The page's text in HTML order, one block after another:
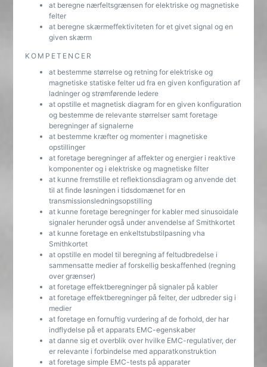
at beregne nærfeltsgrænsen for elektriske og magnetiske
felter
at beregne skærmeffektiviteten for et givet signal og en
given skærm
KOMPETENCER
at bestemme størrelse og retning for elektriske og
magnetiske statiske felter ud fra en given konfiguration af
ladninger og strømførende ledere
at opstille et magnetisk diagram for en given konfiguration
og bestemme de relevante størrelser samt foretage
beregninger af signalerne
at bestemme kræfter og momenter i magnetiske
opstillinger
at foretage beregninger af affekter og energier i reaktive
komponenter og i elektriske og magnetiske filter
at kunne fremstille et reflektionsdiagram og anvende det
til at finde løsningen i tidsdomænet for en
transmissionsledningsopstilling
at kunne foretage beregninger for kabler med sinusoidale
signaler herunder også under anvendelse af Smithkortet
at kunne foretage en enkeltstubstilpasning vha
Smithkortet
at opstille en model til beregning af feltudbredelse i
sammensatte medier af forskellig beskaffenhed (regning
over grænser)
at foretage effektberegninger på signaler på kabler
at foretage effektberegninger på felter, der udbreder sig i
medier
at foretage en fornuftig vurdering af de forhold, der har
indflydelse på et apparats EMC-egenskaber
at danne sig et overblik over hvilke EMC-regulativer, der
er relevante i forbindelse med apparatkonstruktion
at foretage simple EMC-tests på apparater